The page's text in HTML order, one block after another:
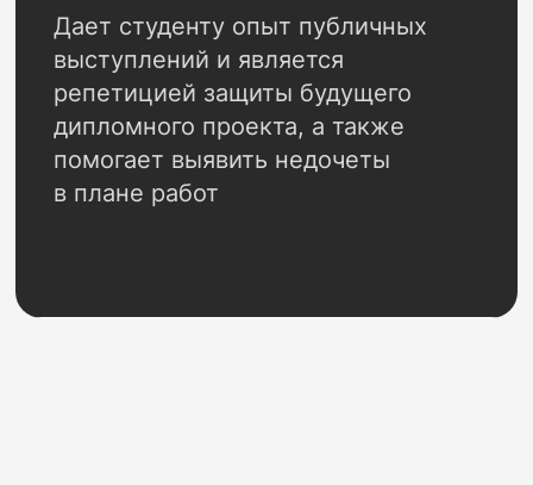
Дает студенту опыт публичных
выступлений и является
репетицией защиты будущего
дипломного проекта, а также
помогает выявить недочеты
в плане работ